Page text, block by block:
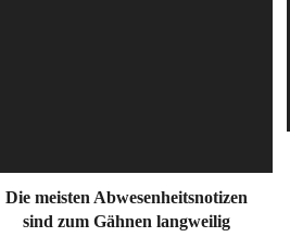
Die meisten Abwesenheitsnotizen
sind zum Gähnen langweilig